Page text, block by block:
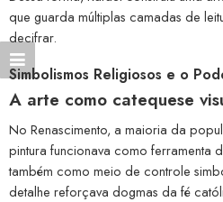
que guarda múltiplas camadas de
decifrar.
Simbolismos Religiosos e o
A arte como catequese
No Renascimento, a maioria da
pintura funcionava como ferramenta
também como meio de controle
detalhe reforçava dogmas da fé